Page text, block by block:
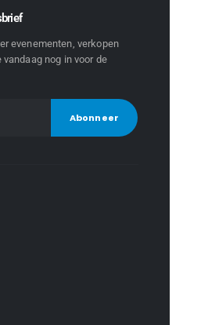
evenementen, verkopen
nog in voor de